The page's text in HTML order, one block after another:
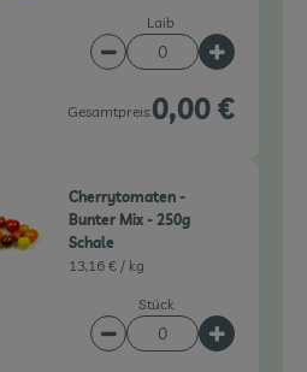
Laib
Artikelanzahl
Gesamtpreis:0,00 €
Cherrytomaten -
Bunter Mix - 250g
Schale
13,16 € / kg
Stück
Artikelanzahl